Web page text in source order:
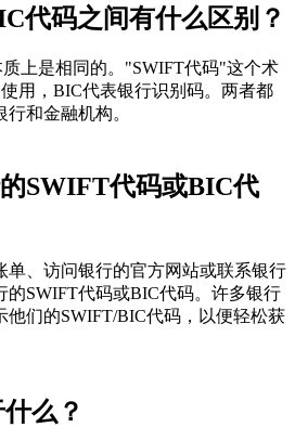
代码之间有什么区别？
上是相同的。"SWIFT代码"这个术
用，BIC代表银行识别码。两者都
和金融机构。
SWIFT代码或BIC代
单、访问银行的官方网站或联系银行
的SWIFT代码或BIC代码。许多银行
他们的SWIFT/BIC代码，以便轻松获
么？